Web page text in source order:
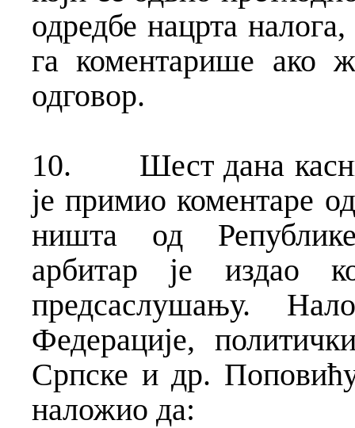
одредбе нацрта
га коментарише ако
одговор.
10.
Шест дана
је примио коментаре
ништа од Републике
арбитар је издао
предсаслушању.
Федерације,
Српске и др.
наложио да: